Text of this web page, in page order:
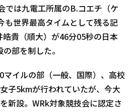
では九電工所属のB.コエチ（ケ
も世界最高タイムとして残る記
貴（順大）が46分05秒の日本
部を制した。
マイルの部（一般、国際）、高校
子5kmが行われていたが、今大
新設。WRk対象競技会に認定さ